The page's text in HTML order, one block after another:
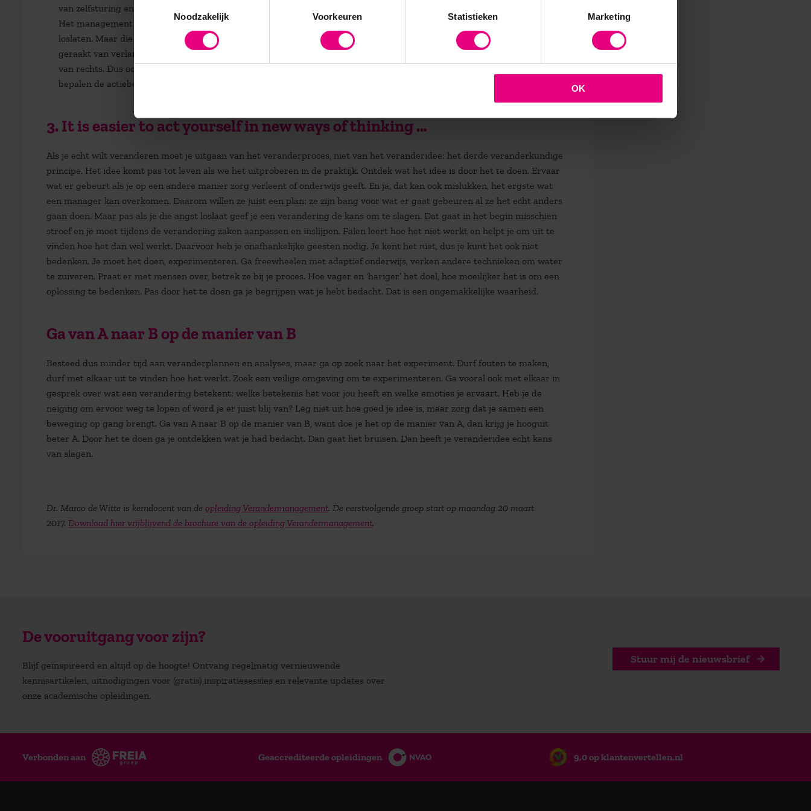
Noodzakelijk
Voorkeuren Statistieken Marketing
OK
van zelfsturing en toenemende empowerment van uitvoerenden. Maar dan kom je al snel in een intrigerende paradox.
Het management wil pas loslaten als de werknemers aanpakken. De werknemers pakken pas aan als de managers
loslaten. Maar die zeggen dan weer dat de werknemers niet aanpakken, etc. In dit spel worden snel oude patronen
geraakt van verlangen en verraad, van afhankelijkheid en autonomie, van kracht en kwetsbaarheid. Deze emoties komen
van rechts. Dus ook al is het idee nog zo inspirerend, mensen doen niet wat ze denken, maar wat ze voelen. Emoties
bepalen de actiebereidheid.
3. It is easier to act yourself in new ways of thinking …
Als je echt wilt veranderen moet je uitgaan van het veranderproces, niet van het veranderidee: het derde veranderkundige
principe. Het idee komt pas tot leven als we het uitproberen in de praktijk. Ontdek wat het idee is door het te doen. Ervaar
wat er gebeurt als je op een andere manier zorg verleent of onderwijs geeft. En ja, dat kan ook mislukken, het ergste wat
een manager kan overkomen. Daarom willen ze juist een plan: ze zijn bang voor wat er gaat gebeuren al ze het echt anders
gaan doen. Maar pas als je die angst loslaat geef je een verandering de kans om te slagen. Dat gaat in het begin misschien
stroef en je moet tijdens de verandering zaken aanpassen en inslijpen. Falen leert hoe het niet werkt en helpt je om uit te
vinden hoe het dan wel werkt. Daarvoor heb je onafhankelijke geesten nodig. Je kent het niet, dus je kunt het ook niet
bedenken. Je moet het doen, experimenteren. Ga freewheelen met adaptief onderwijs, verken andere technieken om water
te zuiveren. Praat er met mensen over, betrek ze bij je proces. Hoe vager en ‘hariger’ het doel, hoe moeilijker het is om een
oplossing te bedenken. Pas door het te doen ga je begrijpen wat je hebt bedacht. Dat is een ongemakkelijke waarheid.
Ga van A naar B op de manier van B
Besteed dus minder tijd aan veranderplannen en analyses, maar ga op zoek naar het experiment. Durf fouten te maken,
durf met elkaar uit te vinden hoe het werkt. Zoek een veilige omgeving om te experimenteren. Ga vooral ook met elkaar in
gesprek over wat een verandering betekent; welke betekenis het voor jou heeft en welke emoties je ervaart. Heb je de
neiging om ervoor weg te lopen of word je er juist blij van? Leg niet uit hoe goed je idee is, maar zorg dat je samen een
beweging op gang brengt. Ga van A naar B op de manier van B, want doe je het op de manier van A, dan krijg je hooguit
beter A. Door het te doen ga je ontdekken wat je had bedacht. Dan gaat het bruisen. Dan heeft je veranderidee echt kans
van slagen.
Dr. Marco de Witte is kerndocent van de opleiding Verandermanagement. De eerstvolgende groep start op maandag 20 maart
2017. Download hier vrijblijvend de brochure van de opleiding Verandermanagement.
De vooruitgang voor zijn?
Blijf geïnspireerd en altijd op de hoogte! Ontvang regelmatig vernieuwende
kennisartikelen, uitnodigingen voor (gratis) inspiratiesessies en relevante updates over
onze academische opleidingen.
Stuur mij de nieuwsbrief
Verbonden aan Geaccrediteerde opleidingen 9,0 op klantenvertellen.nl